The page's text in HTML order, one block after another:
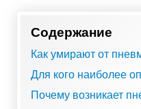
Содержание
Как умирают от
Для кого наиболее
Почему возникает